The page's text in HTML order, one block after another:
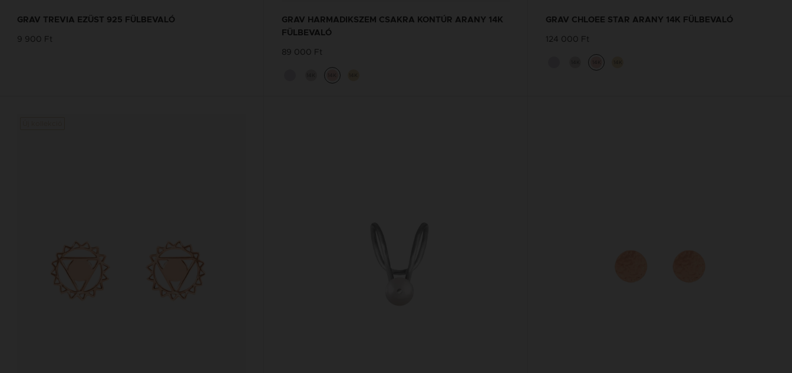
GRAV TREVIA EZÜST 925 FÜLBEVALÓ
9 900 Ft
GRAV HARMADIKSZEM CSAKRA KONTÚR ARANY 14K
FÜLBEVALÓ
89 000 Ft
GRAV CHLOEE STAR ARANY 14K FÜLBEVALÓ
124 000 Ft